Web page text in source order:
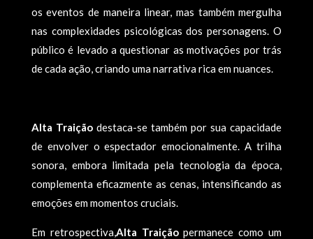
os eventos de maneira linear, mas também mergulha
nas complexidades psicológicas dos personagens. O
público é levado a questionar as motivações por trás
de cada ação, criando uma narrativa rica em nuances.
Alta Traiçãodestaca-se também por sua capacidade
de envolver o espectador emocionalmente. A trilha
sonora, embora limitada pela tecnologia da época,
complementa eficazmente as cenas, intensificando as
emoções em momentos cruciais.
Em retrospectiva,Alta Traiçãopermanece como um